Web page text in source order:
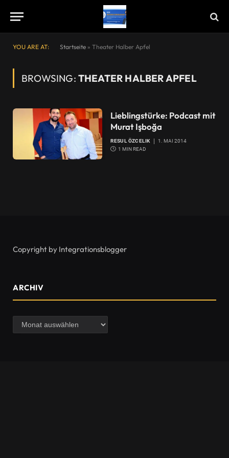
YOU ARE AT: Startseite » Theater Halber Apfel
BROWSING: THEATER HALBER APFEL
Lieblingstürke: Podcast mit
Murat Işboğa
RESUL ÖZCELIK
1. MAI 2014
1 MIN READ
Copyright by Integrationsblogger
ARCHIV
Archiv